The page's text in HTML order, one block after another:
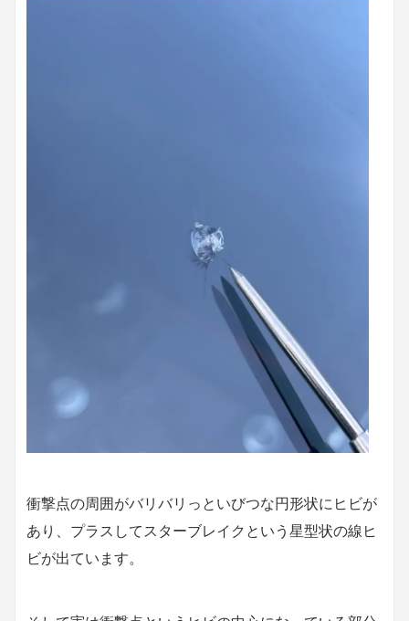
衝撃点の周囲がバリバリっといびつな円形状にヒビが
あり、プラスしてスターブレイクという星型状の線ヒ
ビが出ています。